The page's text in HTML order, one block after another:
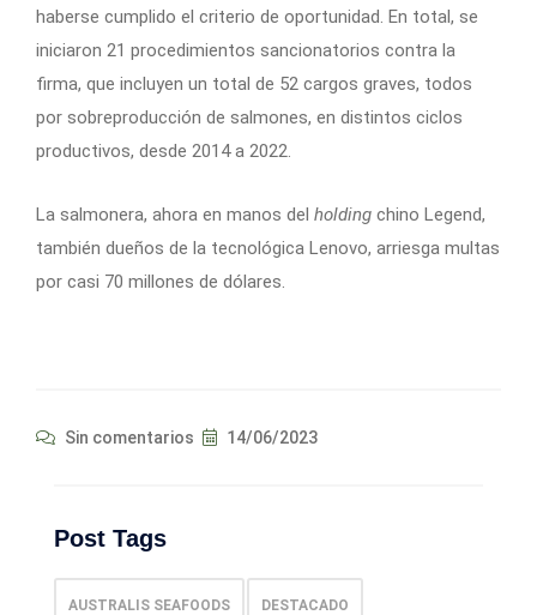
haberse cumplido el criterio de oportunidad. En total, se
iniciaron 21 procedimientos sancionatorios contra la
firma, que incluyen un total de 52 cargos graves, todos
por sobreproducción de salmones, en distintos ciclos
productivos, desde 2014 a 2022.
La salmonera, ahora en manos del holding chino Legend,
también dueños de la tecnológica Lenovo, arriesga multas
por casi 70 millones de dólares.
Sin comentarios 14/06/2023
Post Tags
AUSTRALIS SEAFOODS DESTACADO